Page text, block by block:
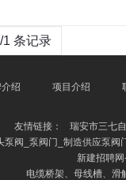
1 条记录
绍 项目介绍
友情链接： 瑞安市三七
泵阀_泵阀门_制造供应泵阀
新建招聘
电缆桥架、母线槽、滑